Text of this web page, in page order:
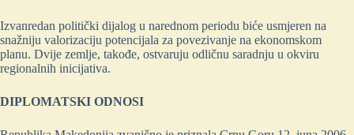
Izvanredan politički dijalog u narednom periodu biće usmjeren na
snažniju valorizaciju potencijala za povezivanje na ekonomskom
planu. Dvije zemlje, takođe, ostvaruju odličnu saradnju u okviru
regionalnih inicijativa.
DIPLOMATSKI ODNOSI